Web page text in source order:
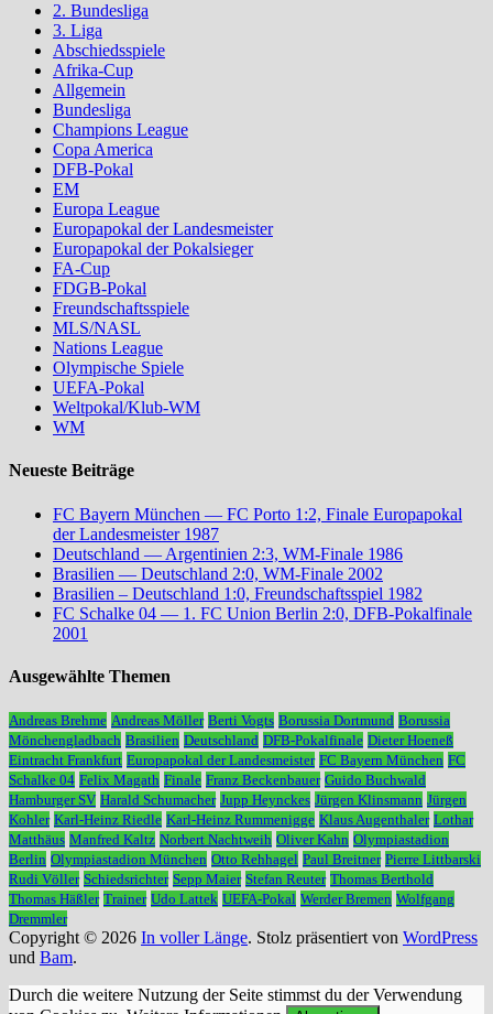
2. Bundesliga
3. Liga
Abschiedsspiele
Afrika-Cup
Allgemein
Bundesliga
Champions League
Copa America
DFB-Pokal
EM
Europa League
Europapokal der Landesmeister
Europapokal der Pokalsieger
FA-Cup
FDGB-Pokal
Freundschaftsspiele
MLS/NASL
Nations League
Olympische Spiele
UEFA-Pokal
Weltpokal/Klub-WM
WM
Neueste Beiträge
FC Bayern München — FC Porto 1:2, Finale Europapokal
der Landesmeister 1987
Deutschland — Argentinien 2:3, WM-Finale 1986
Brasilien — Deutschland 2:0, WM-Finale 2002
Brasilien – Deutschland 1:0, Freundschaftsspiel 1982
FC Schalke 04 — 1. FC Union Berlin 2:0, DFB-Pokalfinale
2001
Ausgewählte Themen
Andreas Brehme Andreas Möller Berti Vogts Borussia Dortmund Borussia
Mönchengladbach Brasilien Deutschland DFB-Pokalfinale Dieter Hoeneß
Eintracht Frankfurt Europapokal der Landesmeister FC Bayern München FC
Schalke 04 Felix Magath Finale Franz Beckenbauer Guido Buchwald
Hamburger SV Harald Schumacher Jupp Heynckes Jürgen Klinsmann Jürgen
Kohler Karl-Heinz Riedle Karl-Heinz Rummenigge Klaus Augenthaler Lothar
Matthäus Manfred Kaltz Norbert Nachtweih Oliver Kahn Olympiastadion
Berlin Olympiastadion München Otto Rehhagel Paul Breitner Pierre Littbarski
Rudi Völler Schiedsrichter Sepp Maier Stefan Reuter Thomas Berthold
Thomas Häßler Trainer Udo Lattek UEFA-Pokal Werder Bremen Wolfgang
Dremmler
Copyright © 2026 In voller Länge. Stolz präsentiert von WordPress
und Bam.
Durch die weitere Nutzung der Seite stimmst du der Verwendung